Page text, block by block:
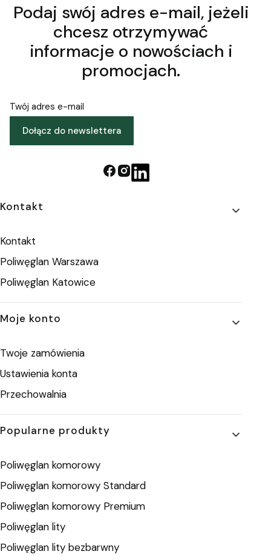
Podaj swój adres e-mail, jeżeli
chcesz otrzymywać
informacje o nowościach i
promocjach.
Twój adres e-mail
Dołącz do newslettera
Linki w stopce
Kontakt
Kontakt
Poliwęglan Warszawa
Poliwęglan Katowice
Moje konto
Twoje zamówienia
Ustawienia konta
Przechowalnia
Popularne produkty
Poliwęglan komorowy
Poliwęglan komorowy Standard
Poliwęglan komorowy Premium
Poliwęglan lity
Poliwęglan lity bezbarwny